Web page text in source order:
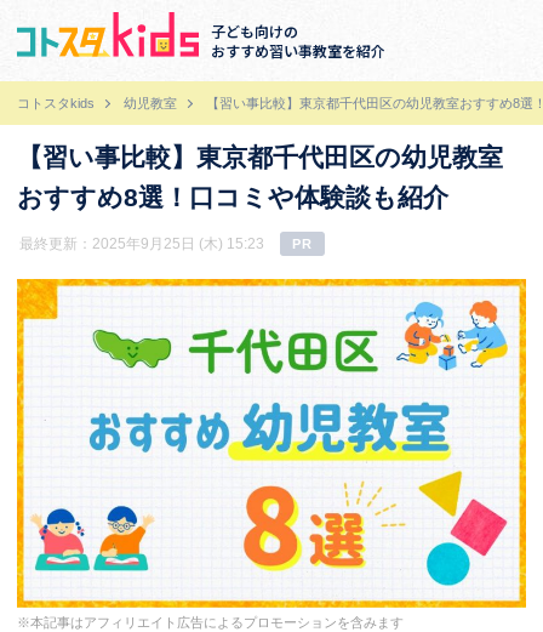
子ども向けの
おすすめ習い事教室を紹介
コトスタkids 幼児教室 【習い事比較】東京都千代田区の幼児教室おすすめ8選
【習い事比較】東京都千代田区の幼児教室
おすすめ8選！口コミや体験談も紹介
最終更新：2025年9月25日 (木) 15:23 PR
※本記事はアフィリエイト広告によるプロモーションを含みます